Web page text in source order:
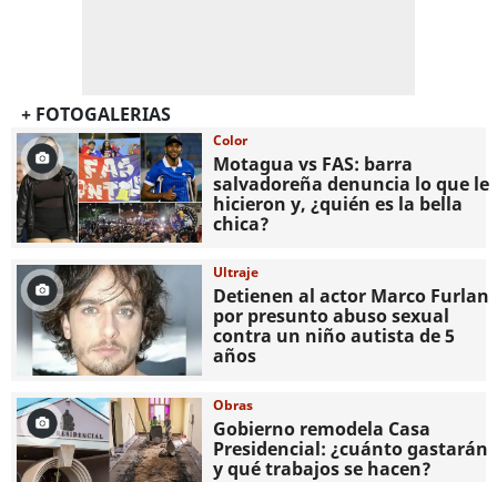
+ FOTOGALERIAS
Color
Motagua vs FAS: barra
salvadoreña denuncia lo que le
hicieron y, ¿quién es la bella
chica?
Ultraje
Detienen al actor Marco Furlan
por presunto abuso sexual
contra un niño autista de 5
años
Obras
Gobierno remodela Casa
Presidencial: ¿cuánto gastarán
y qué trabajos se hacen?